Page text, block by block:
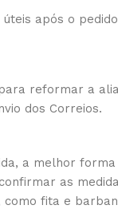
após o
reformar a
dos Correios.
a melhor
as
como fita e